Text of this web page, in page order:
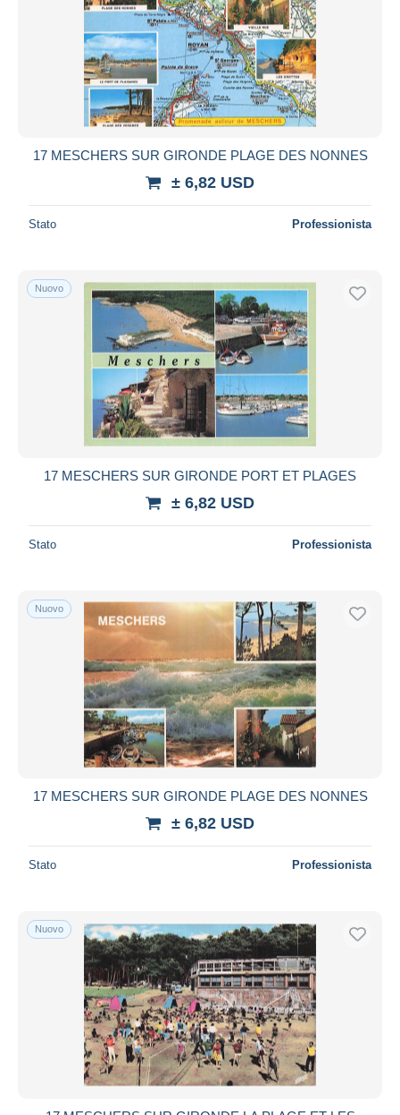
17 MESCHERS SUR GIRONDE PLAGE DES NONNES
± 6,82 USD
Stato Professionista
Nuovo
17 MESCHERS SUR GIRONDE PORT ET PLAGES
± 6,82 USD
Stato Professionista
Nuovo
17 MESCHERS SUR GIRONDE PLAGE DES NONNES
± 6,82 USD
Stato Professionista
Nuovo